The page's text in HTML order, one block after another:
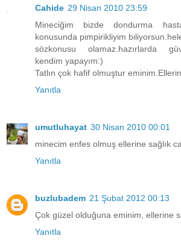
Cahide 29 Nisan 2010 23:59
Mineciğim bizde dondurma
konusunda pimpirikliyim
sözkonusu olamaz.hazırlarda
kendim yapayım:)
Tatlın çok hafif olmuştur
Yanıtla
umutluhayat 30 Nisan 2010 00:01
minecim enfes olmuş ellerine sağlık
Yanıtla
buzlubadem 21 Şubat 2012 00:13
Çok güzel olduğuna eminim, ellerine
Yanıtla